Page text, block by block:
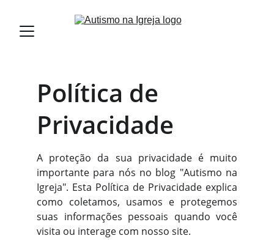
A proteção da sua privacidade é muito
importante para nós no blog "Autismo na
Igreja". Esta Política de Privacidade explica
como coletamos, usamos e protegemos
suas informações pessoais quando você
visita ou interage com nosso site.
Política de
Privacidade